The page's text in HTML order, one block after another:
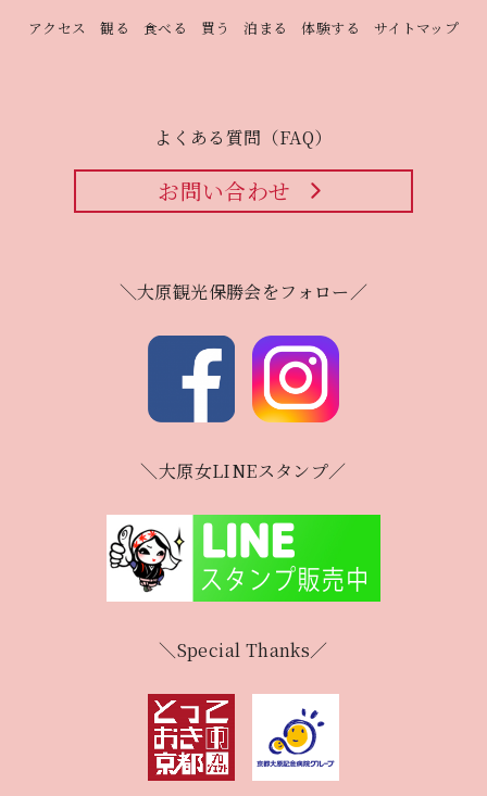
アクセス 観る 食べる 買う 泊まる 体験する サイトマップ
よくある質問（FAQ）
お問い合わせ
＼大原観光保勝会をフォロー／
＼大原女LINEスタンプ／
＼Special Thanks／